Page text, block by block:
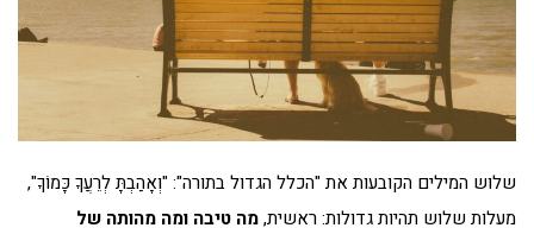
שלוש המילים הקובעות את "הכלל הגדול בתורה": "וְאָהַבְתָּ לְרֵעֲךָ כָּמוֹךָ",
מעלות שלוש תהיות גדולות: ראשית,מה טיבה ומה מהותה של